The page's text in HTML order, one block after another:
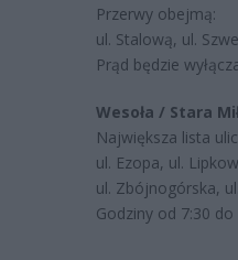
Przerwy obejmą:
ul. Stalową, ul.
Prąd będzie
Wesoła / Stara
Największa lista
ul. Ezopa, ul.
ul. Zbójnogórska,
Godziny od 7:30 do